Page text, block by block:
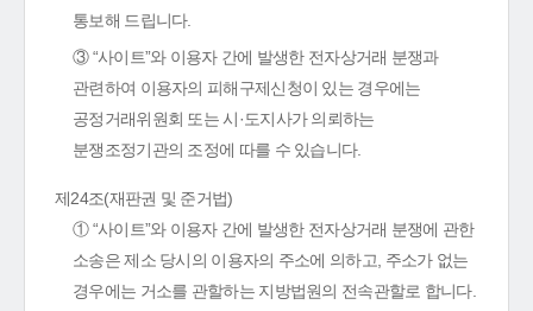
통보해 드립니다.
③ “사이트”와 이용자 간에 발생한 전자상거래 분쟁과
관련하여 이용자의 피해구제신청이 있는 경우에는
공정거래위원회 또는 시·도지사가 의뢰하는
분쟁조정기관의 조정에 따를 수 있습니다.
제24조(재판권 및 준거법)
① “사이트”와 이용자 간에 발생한 전자상거래 분쟁에 관한
소송은 제소 당시의 이용자의 주소에 의하고, 주소가 없는
경우에는 거소를 관할하는 지방법원의 전속관할로 합니다.